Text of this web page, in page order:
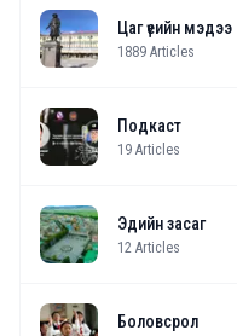
Цаг үеийн мэдээ
1889 Articles
Подкаст
19 Articles
Эдийн засаг
12 Articles
Боловсрол